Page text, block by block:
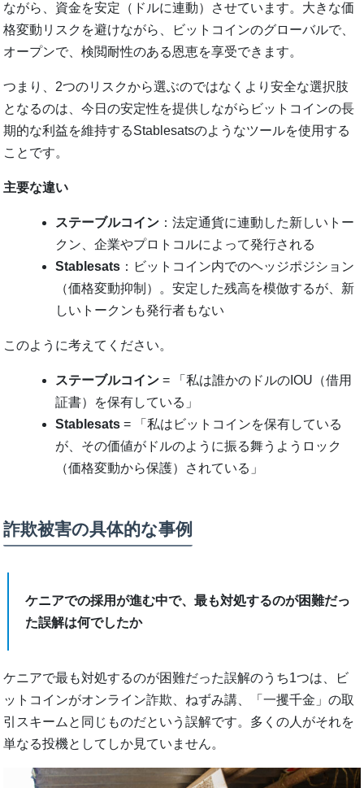
ながら、資金を安定（ドルに連動）させています。大きな価
格変動リスクを避けながら、ビットコインのグローバルで、
オープンで、検閲耐性のある恩恵を享受できます。
つまり、2つのリスクから選ぶのではなくより安全な選択肢
となるのは、今日の安定性を提供しながらビットコインの長
期的な利益を維持するStablesatsのようなツールを使用する
ことです。
主要な違い
ステーブルコイン ：法定通貨に連動した新しいトー
クン、企業やプロトコルによって発行される
Stablesats ：ビットコイン内でのヘッジポジション
（価格変動抑制）。安定した残高を模倣するが、新
しいトークンも発行者もない
このように考えてください。
ステーブルコイン = 「私は誰かのドルのIOU（借用
証書）を保有している」
Stablesats = 「私はビットコインを保有している
が、その価値がドルのように振る舞うようロック
（価格変動から保護）されている」
詐欺被害の具体的な事例
ケニアでの採用が進む中で、最も対処するのが困難だっ
た誤解は何でしたか
ケニアで最も対処するのが困難だった誤解のうち1つは、ビ
ットコインがオンライン詐欺、ねずみ講、「一攫千金」の取
引スキームと同じものだという誤解です。多くの人がそれを
単なる投機としてしか見ていません。